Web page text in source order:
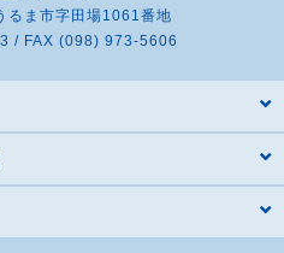
ま市字田場1061番地
/ FAX (098) 973-5606